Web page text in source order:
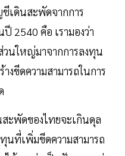
เดินสะพัดจากการ
2540 คือ เรามองว่า
วนใหญ่มาจากการลงทุน
งขีดความสามารถในการ
ะพัดของไทยจะเกินดุล
นที่เพิ่มขีดความสามารถ